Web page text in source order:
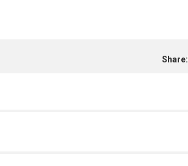
Share: